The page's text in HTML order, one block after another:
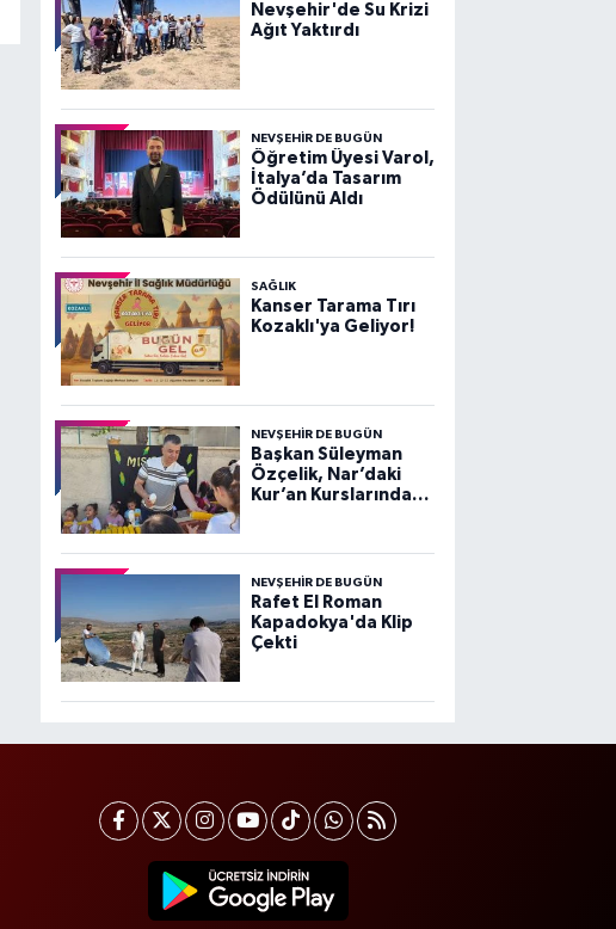
Nevşehir'de Su Krizi
Ağıt Yaktırdı
NEVŞEHIR DE BUGÜN
Öğretim Üyesi Varol,
İtalya’da Tasarım
Ödülünü Aldı
SAĞLIK
Kanser Tarama Tırı
Kozaklı'ya Geliyor!
NEVŞEHIR DE BUGÜN
Başkan Süleyman
Özçelik, Nar’daki
Kur’an Kurslarında
NEVŞEHIR DE BUGÜN
Rafet El Roman
Kapadokya'da Klip
Çekti